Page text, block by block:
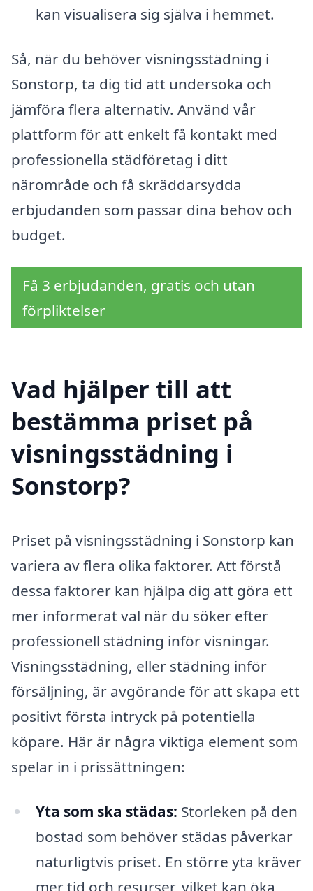
kan visualisera sig själva i hemmet.
Så, när du behöver visningsstädning i
Sonstorp, ta dig tid att undersöka och
jämföra flera alternativ. Använd vår
plattform för att enkelt få kontakt med
professionella städföretag i ditt
närområde och få skräddarsydda
erbjudanden som passar dina behov och
budget.
Få 3 erbjudanden, gratis och utan
förpliktelser
Vad hjälper till att
bestämma priset på
visningsstädning i
Sonstorp?
Priset på visningsstädning i Sonstorp kan
variera av flera olika faktorer. Att förstå
dessa faktorer kan hjälpa dig att göra ett
mer informerat val när du söker efter
professionell städning inför visningar.
Visningsstädning, eller städning inför
försäljning, är avgörande för att skapa ett
positivt första intryck på potentiella
köpare. Här är några viktiga element som
spelar in i prissättningen:
Yta som ska städas: Storleken på den
bostad som behöver städas påverkar
naturligtvis priset. En större yta kräver
mer tid och resurser, vilket kan öka